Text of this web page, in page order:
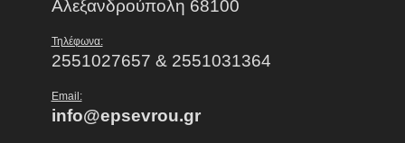
Αλεξανδρούπολη 68100
Τηλέφωνα:
2551027657 & 2551031364
Email:
info@epsevrou.gr